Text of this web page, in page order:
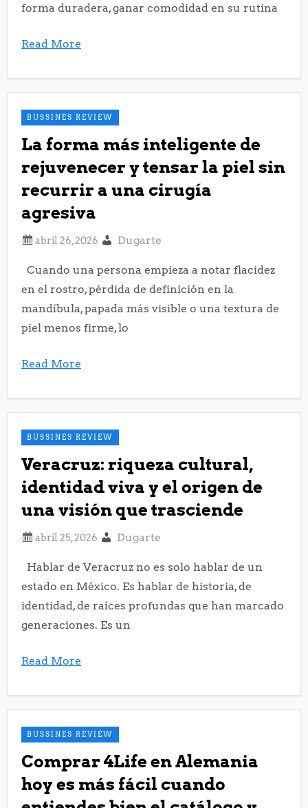
forma duradera, ganar comodidad en su rutina
Read More
BUSSINES REVIEW
La forma más inteligente de
rejuvenecer y tensar la piel sin
recurrir a una cirugía
agresiva
Dugarte
Cuando una persona empieza a notar flacidez
en el rostro, pérdida de definición en la
mandíbula, papada más visible o una textura de
piel menos firme, lo
Read More
BUSSINES REVIEW
Veracruz: riqueza cultural,
identidad viva y el origen de
una visión que trasciende
Dugarte
Hablar de Veracruz no es solo hablar de un
estado en México. Es hablar de historia, de
identidad, de raíces profundas que han marcado
generaciones. Es un
Read More
BUSSINES REVIEW
Comprar 4Life en Alemania
hoy es más fácil cuando